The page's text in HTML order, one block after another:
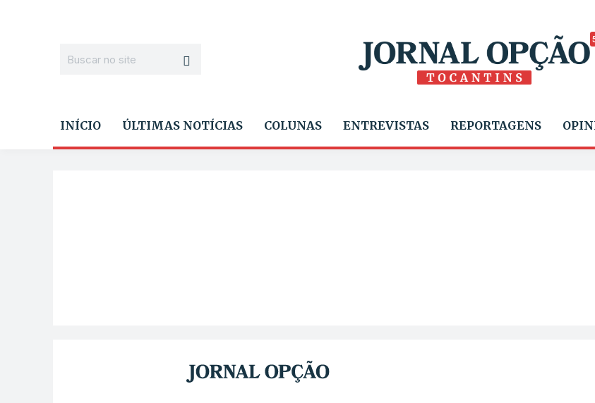
INÍCIO ÚLTIMAS NOTÍCIAS COLUNAS ENTREVISTAS REPORTAGENS